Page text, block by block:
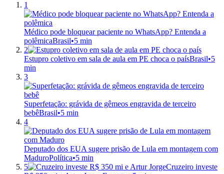
1
Médico pode bloquear paciente no WhatsApp? Entenda a
polêmicaBrasil•5 min
2
Estupro coletivo em sala de aula em PE choca o paísBrasil•5
min
3
Superfetação: grávida de gêmeos engravida de terceiro
bebêBrasil•5 min
4
Deputado dos EUA sugere prisão de Lula em montagem com
MaduroPolítica•5 min
5
Cruzeiro investe